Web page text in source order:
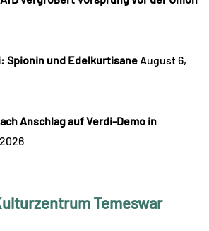
Spionin und Edelkurtisane August 6,
Anschlag auf Verdi-Demo in
Temeswar